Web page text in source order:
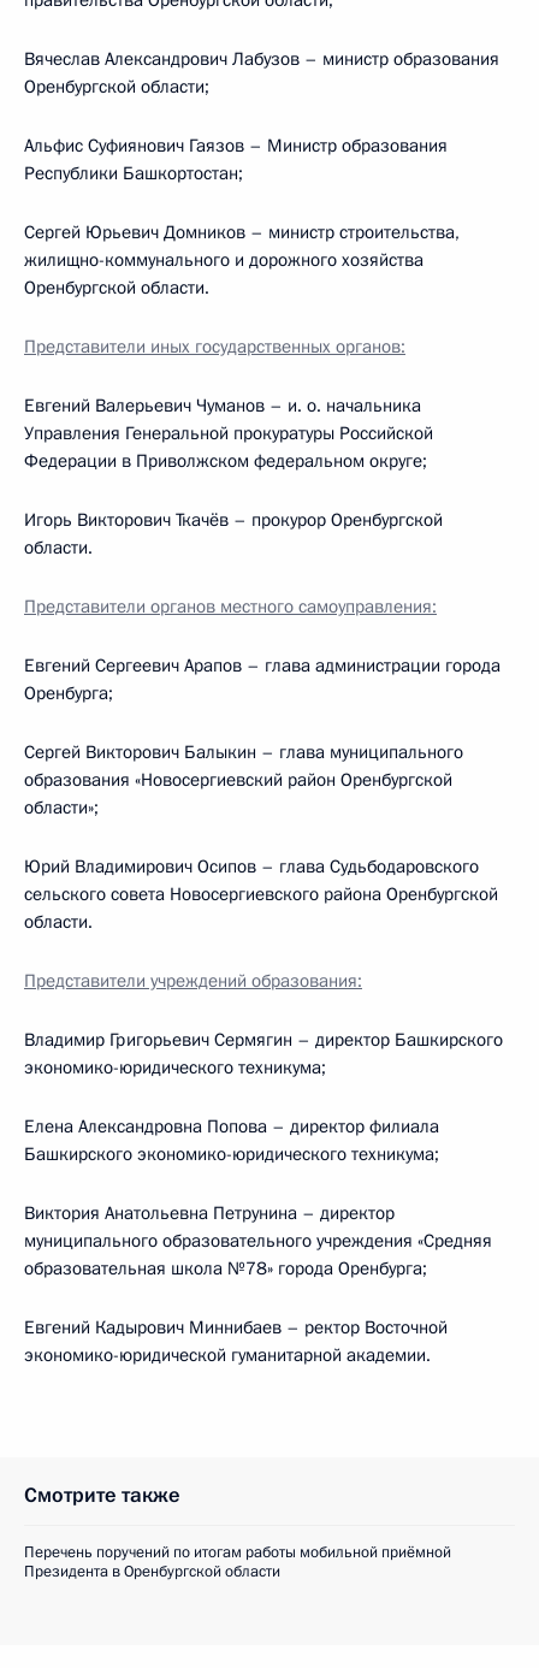
Вячеслав Александрович Лабузов – министр образования
Оренбургской области;
Альфис Суфиянович Гаязов – Министр образования
Республики Башкортостан;
Сергей Юрьевич Домников – министр строительства,
жилищно-коммунального и дорожного хозяйства
Оренбургской области.
Представители иных государственных органов:
Евгений Валерьевич Чуманов – и. о. начальника
Управления Генеральной прокуратуры Российской
Федерации в Приволжском федеральном округе;
Игорь Викторович Ткачёв – прокурор Оренбургской
области.
Представители органов местного самоуправления:
Евгений Сергеевич Арапов – глава администрации города
Оренбурга;
Сергей Викторович Балыкин – глава муниципального
образования «Новосергиевский район Оренбургской
области»;
Юрий Владимирович Осипов – глава Судьбодаровского
сельского совета Новосергиевского района Оренбургской
области.
Представители учреждений образования:
Владимир Григорьевич Сермягин – директор Башкирского
экономико-юридического техникума;
Елена Александровна Попова – директор филиала
Башкирского экономико-юридического техникума;
Виктория Анатольевна Петрунина – директор
муниципального образовательного учреждения «Средняя
образовательная школа №78» города Оренбурга;
Евгений Кадырович Миннибаев – ректор Восточной
экономико-юридической гуманитарной академии.
Смотрите также
Перечень поручений по итогам работы мобильной приёмной
Президента в Оренбургской области